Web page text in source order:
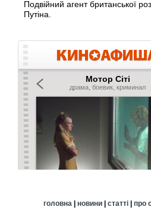
Подвійний агент британської
Путіна.
головна| новини| статті| про